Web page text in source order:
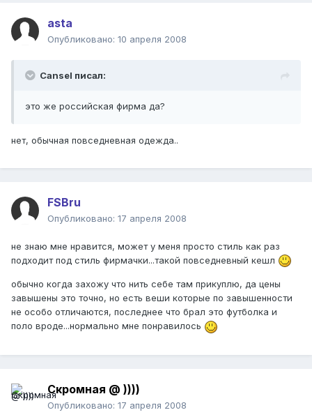
asta
Опубликовано: 10 апреля 2008
Cansel писал:
это же российская фирма да?
нет, обычная повседневная одежда..
FSBru
Опубликовано: 17 апреля 2008
не знаю мне нравится, может у меня просто стиль как раз
подходит под стиль фирмачки...такой повседневный кешл
обычно когда захожу что нить себе там прикуплю, да цены
завышены это точно, но есть веши которые по завышенности
не особо отличаются, последнее что брал это футболка и
поло вроде...нормально мне понравилось
Скромная @ ))))
Опубликовано: 17 апреля 2008